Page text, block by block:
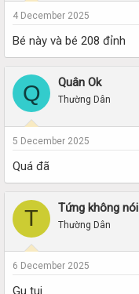
4 December 2025
Bé này và bé 208 đỉnh
Q Quân Ok
Thường Dân
5 December 2025
Quá đã
T Tứng không nói
Thường Dân
6 December 2025
Gu tui